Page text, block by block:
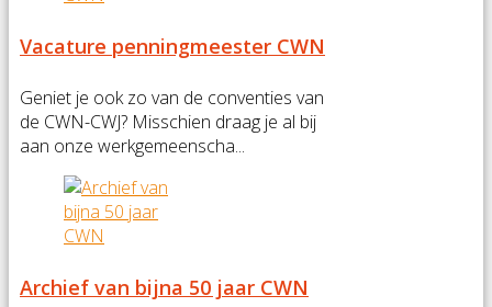
Vacature penningmeester CWN
Geniet je ook zo van de conventies van
de CWN-CWJ? Misschien draag je al bij
aan onze werkgemeenscha...
Archief van bijna 50 jaar CWN